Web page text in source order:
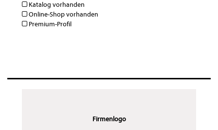
Katalog vorhanden
Online-Shop vorhanden
Premium-Profil
Firmenlogo